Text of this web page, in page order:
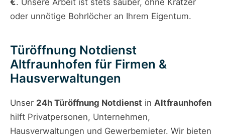
€. Unsere Arbeit ist stets sauber, ohne Kratzer
oder unnötige Bohrlöcher an Ihrem Eigentum.
Türöffnung Notdienst
Altfraunhofen für Firmen &
Hausverwaltungen
Unser 24h Türöffnung Notdienst in Altfraunhofen
hilft Privatpersonen, Unternehmen,
Hausverwaltungen und Gewerbemieter. Wir bieten